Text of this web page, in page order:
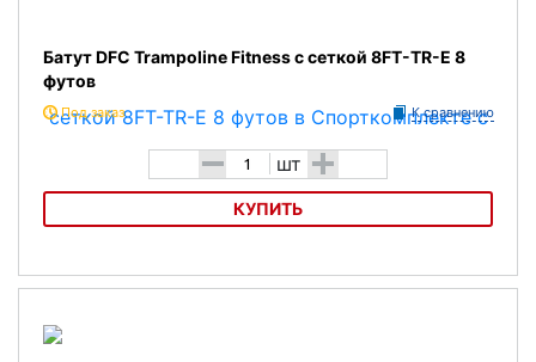
Батут DFC Trampoline Fitness с сеткой 8FT-TR-E 8
футов
Под заказ К сравнению
- шт +
КУПИТЬ
Батут DFC Trampoline Fitness с сеткой 8FT-TR-E 8 футов